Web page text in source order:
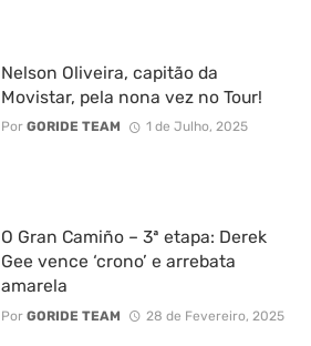
Nelson Oliveira, capitão da
Movistar, pela nona vez no Tour!
Por GORIDE TEAM 1 de Julho, 2025
O Gran Camiño – 3ª etapa: Derek
Gee vence ‘crono’ e arrebata
amarela
Por GORIDE TEAM 28 de Fevereiro, 2025